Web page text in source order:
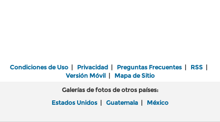
Condiciones de Uso | Privacidad | Preguntas Frecuentes | RSS |
Versión Móvil| Mapa de Sitio
Galerías de fotos de otros países:
Estados Unidos | Guatemala | México